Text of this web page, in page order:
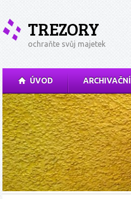
TREZORY
ochraňte svůj majetek
ÚVOD ARCHIVAČNÍ